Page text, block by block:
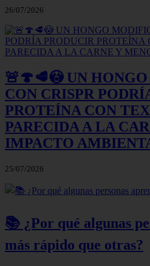
26/07/2026
🚨🍄🥩😳 UN
CON CRISPR
PROTEÍNA CON
PARECIDA A LA
IMPACTO
25/07/2026
📚 ¿Por qué algunas
más rápido que otras?